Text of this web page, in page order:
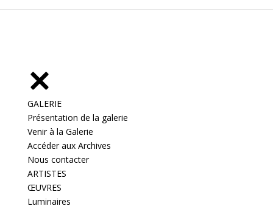
GALERIE
Présentation de la galerie
Venir à la Galerie
Accéder aux Archives
Nous contacter
ARTISTES
ŒUVRES
Luminaires